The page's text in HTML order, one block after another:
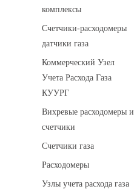
комплексы
Счетчики-расходомеры
датчики газа
Коммерческий Узел
Учета Расхода Газа
КУУРГ
Вихревые расходомеры и
счетчики
Счетчики газа
Расходомеры
Узлы учета расхода газа